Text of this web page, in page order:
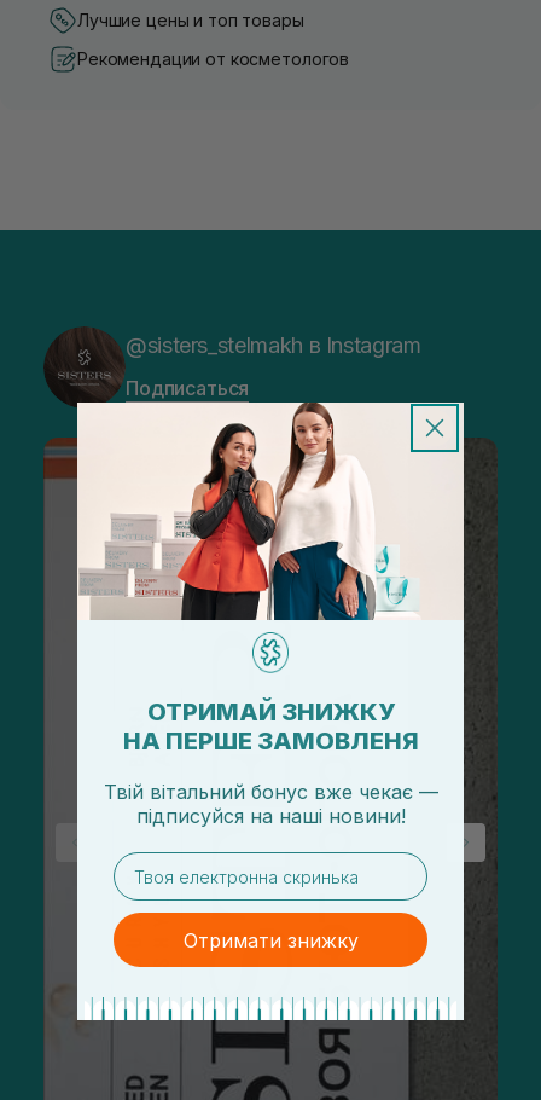
Лучшие цены и топ товары
Рекомендации от косметологов
@sisters_stelmakh в Instagram
Подписаться
ОТРИМАЙ ЗНИЖКУ
НА ПЕРШЕ ЗАМОВЛЕНЯ
Твій вітальний бонус вже чекає —
підписуйся на наші новини!
email
Отримати знижку